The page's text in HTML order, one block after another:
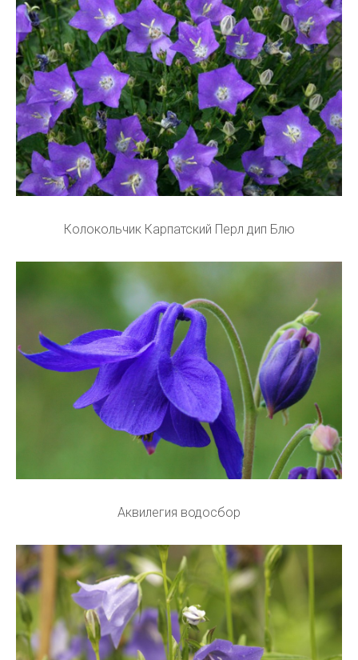
Колокольчик Карпатский Перл дип Блю
Аквилегия водосбор